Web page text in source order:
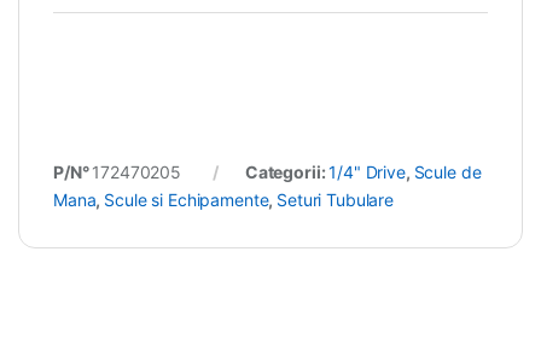
P/N°172470205 Categorii:1/4" Drive, Scule de
Mana, Scule si Echipamente, Seturi Tubulare